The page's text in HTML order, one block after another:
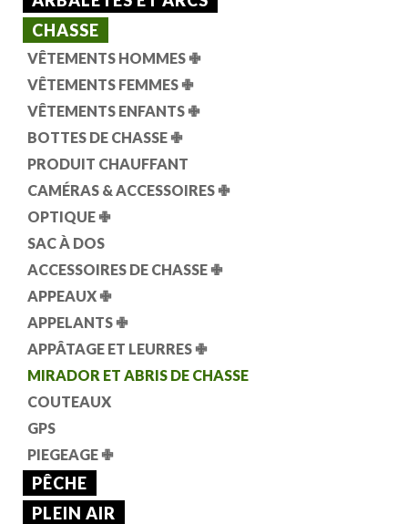
CHASSE
VÊTEMENTS HOMMES ✙
VÊTEMENTS FEMMES ✙
VÊTEMENTS ENFANTS ✙
BOTTES DE CHASSE ✙
PRODUIT CHAUFFANT
CAMÉRAS & ACCESSOIRES ✙
OPTIQUE ✙
SAC À DOS
ACCESSOIRES DE CHASSE ✙
APPEAUX ✙
APPELANTS ✙
APPÂTAGE ET LEURRES ✙
MIRADOR ET ABRIS DE CHASSE
COUTEAUX
GPS
PIEGEAGE ✙
PÊCHE
PLEIN AIR